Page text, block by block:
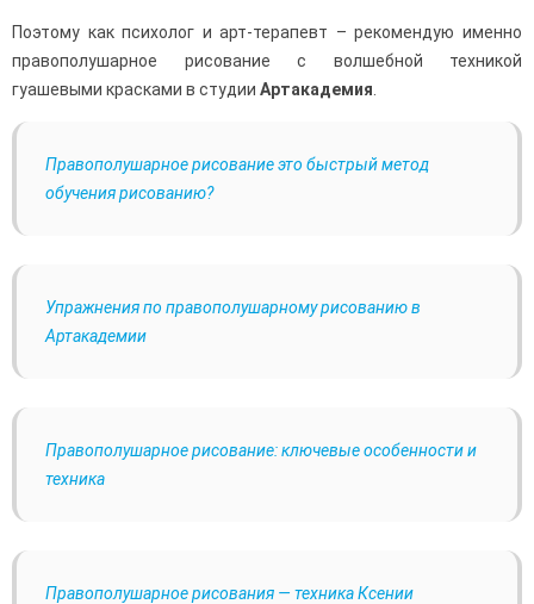
Поэтому как психолог и арт-терапевт – рекомендую именно
правополушарное рисование с волшебной техникой
гуашевыми красками в студии Артакадемия
Правополушарное рисование это быстрый метод
обучения рисованию?
Упражнения по правополушарному рисованию в
Артакадемии
Правополушарное рисование: ключевые особенности и
техника
Правополушарное рисования — техника Ксении